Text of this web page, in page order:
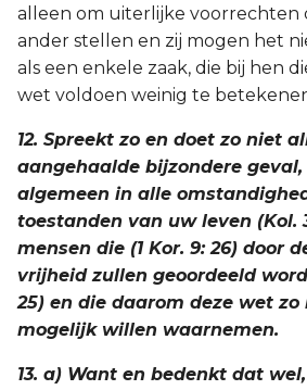
alleen om uiterlijke voorrechten
ander stellen en zij mogen het
als een enkele zaak, die bij hen
wet voldoen weinig te
12. Spreekt zo en doet zo niet
aangehaalde bijzondere
algemeen in alle
toestanden van uw leven (Kol.
mensen die (1 Kor. 9: 26) door
vrijheid zullen geoordeeld
25) en die daarom deze wet
mogelijk willen waarnemen.
13. a) Want en bedenkt dat